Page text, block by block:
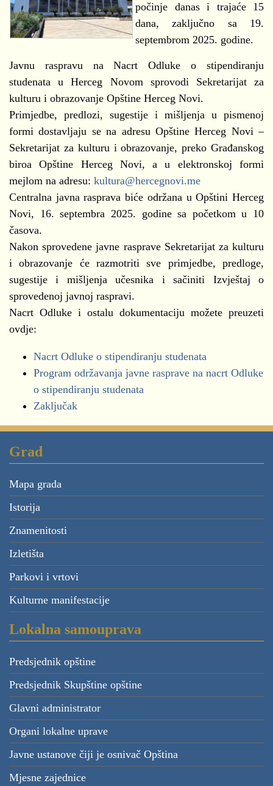
počinje danas i trajaće 15
dana, zaključno sa 19.
septembrom 2025. godine.
Javnu raspravu na Nacrt Odluke o stipendiranju
studenata u Herceg Novom sprovodi Sekretarijat za
kulturu i obrazovanje Opštine Herceg Novi.
Primjedbe, predlozi, sugestije i mišljenja u pismenoj
formi dostavljaju se na adresu Opštine Herceg Novi –
Sekretarijat za kulturu i obrazovanje, preko Građanskog
biroa Opštine Herceg Novi, a u elektronskoj formi
mejlom na adresu: kultura@hercegnovi.me
Centralna javna rasprava biće održana u Opštini Herceg
Novi, 16. septembra 2025. godine sa početkom u 10
časova.
Nakon sprovedene javne rasprave Sekretarijat za kulturu
i obrazovanje će razmotriti sve primjedbe, predloge,
sugestije i mišljenja učesnika i sačiniti Izvještaj o
sprovedenoj javnoj raspravi.
Nacrt Odluke i ostalu dokumentaciju možete preuzeti
ovdje:
Nacrt Odluke o stipendiranju studenata
Program održavanja javne rasprave na nacrt Odluke
o stipendiranju studenata
Zaključak
Grad
Mapa grada
Istorija
Znamenitosti
Izletišta
Parkovi i vrtovi
Kulturne manifestacije
Lokalna samouprava
Predsjednik opštine
Predsjednik Skupštine opštine
Glavni administrator
Organi lokalne uprave
Javne ustanove čiji je osnivač Opština
Mjesne zajednice